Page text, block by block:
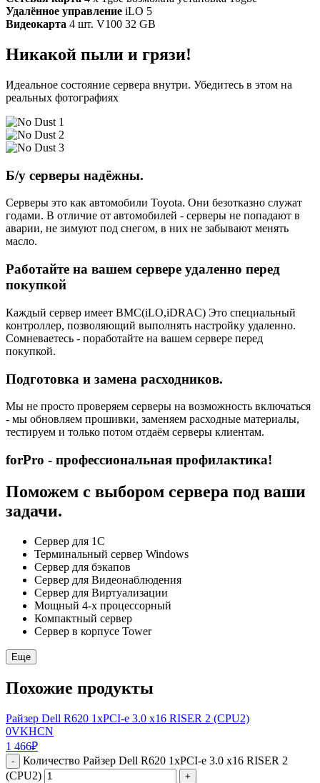
Удалённое управление iLO 5
Видеокарта 4 шт. V100 32 GB
Никакой пыли и грязи!
Идеальное состояние сервера внутри. Убедитесь в этом на
реальных фотографиях
Б/у серверы надёжны.
Серверы это как автомобили Toyota. Они безотказно служат
годами. В отличие от автомобилей - серверы не попадают в
аварии, не зимуют под снегом, в них не забывают менять
масло.
Работайте на вашем сервере удаленно перед
покупкой
Каждый сервер имеет BMC(iLO,iDRAC) Это специальный
контроллер, позволяющий выполнять настройку удаленно.
Сомневаетесь - поработайте на вашем сервере перед
покупкой.
Подготовка и замена расходников.
Мы не просто проверяем серверы на возможность включаться
- мы обновляем прошивки, заменяем расходные материалы,
тестируем и только потом отдаём серверы клиентам.
forPro - профессиональная профилактика!
Поможем с выбором сервера под ваши
задачи.
Сервер для 1С
Терминальный сервер Windows
Сервер для бэкапов
Сервер для Видеонаблюдения
Сервер для Виртуализации
Мощный 4-х процессорный
Компактный сервер
Сервер в корпусе Tower
Еще
Похожие продукты
Райзер Dell R620 1xPCI-e 3.0 x16 RISER 2 (CPU2)
0VKHCN
1 466₽
-
Количество Райзер Dell R620 1xPCI-e 3.0 x16 RISER 2
(CPU2)
+